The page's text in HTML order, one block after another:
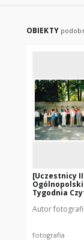
OBIEKTY
[Uczestnicy
Tygodnia
Bibliotece
Autor
fotografia